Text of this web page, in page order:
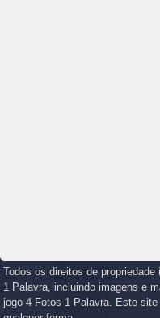
Todos os direitos de
1 Palavra, incluindo imagens e
jogo 4 Fotos 1 Palavra. Este